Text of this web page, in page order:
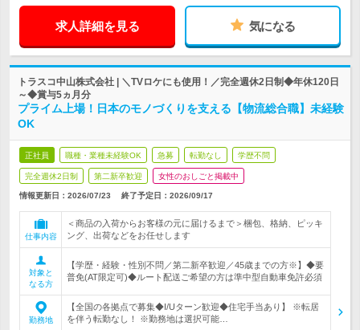
求人詳細を見る 気になる
トラスコ中山株式会社 | ＼TVロケにも使用！／完全週休2日制◆年休120日
～◆賞与5ヵ月分
プライム上場！日本のモノづくりを支える【物流総合職】未経験
OK
正社員 職種・業種未経験OK 急募 転勤なし 学歴不問
完全週休2日制 第二新卒歓迎 女性のおしごと掲載中
情報更新日：2026/07/23 終了予定日： 2026/09/17
仕事内容
＜商品の入荷からお客様の元に届けるまで＞梱包、格納、ピッキ
ング、出荷などをお任せします
対象と
なる方
【学歴・経験・性別不問／第二新卒歓迎／45歳までの方※】◆要
普免(AT限定可)◆ルート配送ご希望の方は準中型自動車免許必須
勤務地
【全国の各拠点で募集◆I/Uターン歓迎◆住宅手当あり】 ※転居
を伴う転勤なし！ ※勤務地は選択可能…